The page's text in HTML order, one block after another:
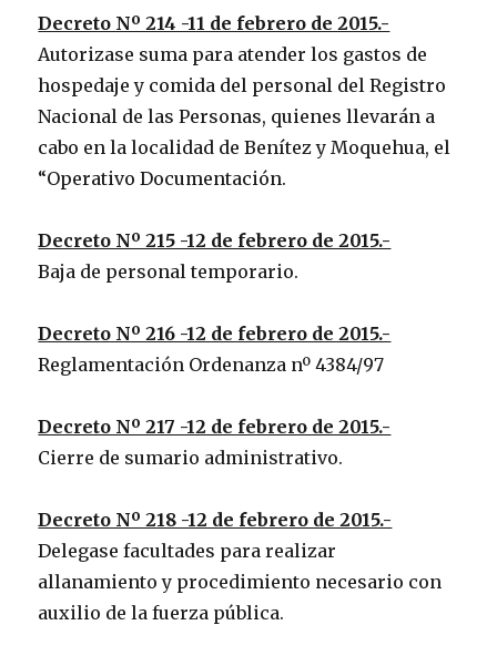
Decreto Nº 214 -11 de febrero de 2015.-
Autorizase suma para atender los gastos de
hospedaje y comida del personal del Registro
Nacional de las Personas, quienes llevarán a
cabo en la localidad de Benítez y Moquehua, el
“Operativo Documentación.
Decreto Nº 215 -12 de febrero de 2015.-
Baja de personal temporario.
Decreto Nº 216 -12 de febrero de 2015.-
Reglamentación Ordenanza nº 4384/97
Decreto Nº 217 -12 de febrero de 2015.-
Cierre de sumario administrativo.
Decreto Nº 218 -12 de febrero de 2015.-
Delegase facultades para realizar
allanamiento y procedimiento necesario con
auxilio de la fuerza pública.